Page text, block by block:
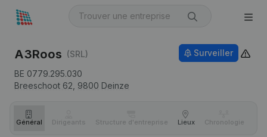
A3Roos (SRL)
BE 0779.295.030
Breeschoot 62, 9800 Deinze
Surveiller
Général Dirigeants Structure d'entreprise Lieux Chronologie